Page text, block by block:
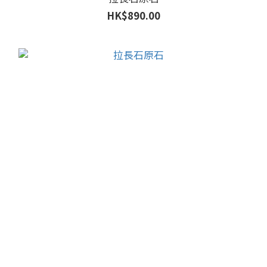
HK$890.00